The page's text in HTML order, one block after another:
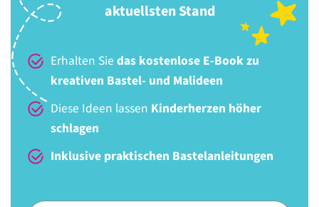
aktuellsten Stand
Erhalten Sie das kostenlose E-Book zu
kreativen Bastel- und Malideen
Diese Ideen lassen Kinderherzen höher
schlagen
Inklusive praktischen Bastelanleitungen